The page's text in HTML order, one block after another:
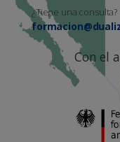
¿Tiene una
Con el